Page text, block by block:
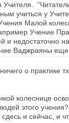
Учителя.
учиться у
Малой
Учение
и недостаточно
Ваджраяны
о практике
колеснице
этого
и сейчас, и